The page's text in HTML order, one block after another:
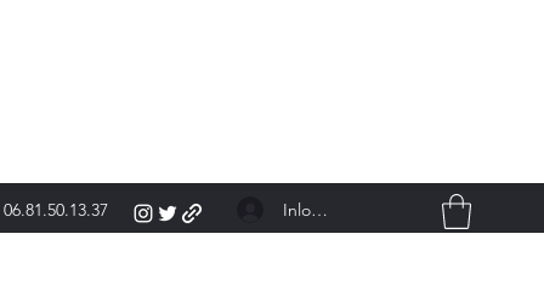
06.81.50.13.37 Inloggen